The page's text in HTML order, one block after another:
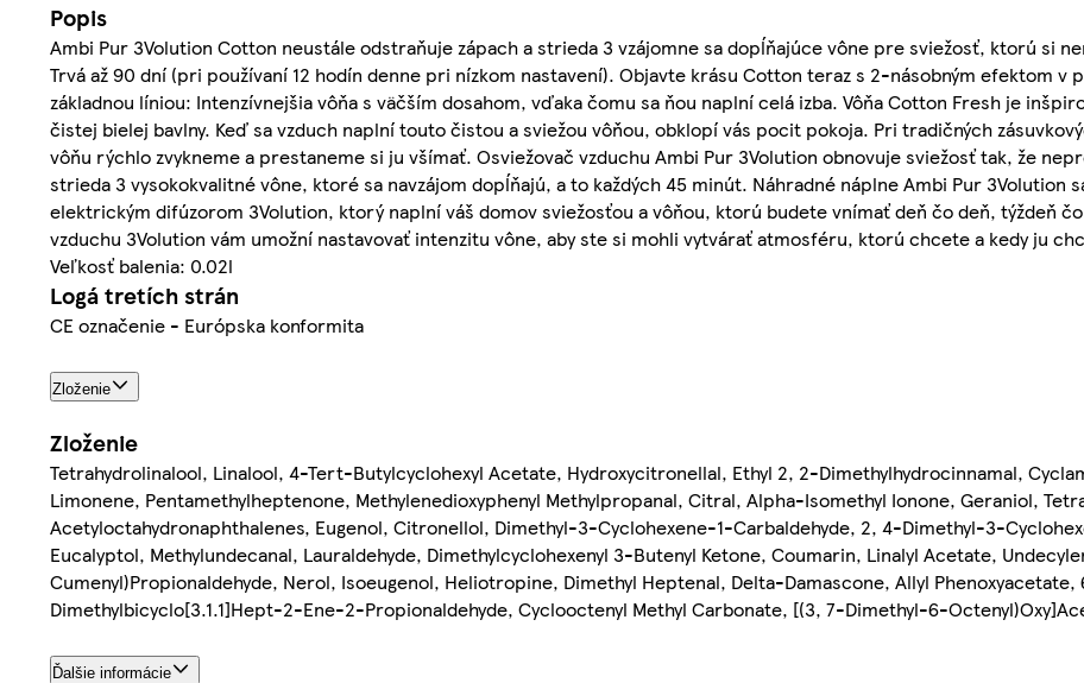
Popis
Ambi Pur 3Volution Cotton neustále odstraňuje zápach a strieda 3 vzájomne sa dopĺňajúce vône pre sviežosť, ktorú si
Trvá až 90 dní (pri používaní 12 hodín denne pri nízkom nastavení). Objavte krásu Cotton teraz s 2-násobným efektom v
základnou líniou: Intenzívnejšia vôňa s väčším dosahom, vďaka čomu sa ňou naplní celá izba. Vôňa Cotton Fresh je
čistej bielej bavlny. Keď sa vzduch naplní touto čistou a sviežou vôňou, obklopí vás pocit pokoja. Pri tradičných
vôňu rýchlo zvykneme a prestaneme si ju všímať. Osviežovač vzduchu Ambi Pur 3Volution obnovuje sviežosť tak, že
strieda 3 vysokokvalitné vône, ktoré sa navzájom dopĺňajú, a to každých 45 minút. Náhradné náplne Ambi Pur 3Volution
elektrickým difúzorom 3Volution, ktorý naplní váš domov sviežosťou a vôňou, ktorú budete vnímať deň čo deň, týždeň
vzduchu 3Volution vám umožní nastavovať intenzitu vône, aby ste si mohli vytvárať atmosféru, ktorú chcete a kedy ju
Veľkosť balenia: 0.02l
Logá tretích strán
CE označenie - Európska konformita
Zloženie
Zloženie
Tetrahydrolinalool, Linalool, 4-Tert-Butylcyclohexyl Acetate, Hydroxycitronellal, Ethyl 2, 2-Dimethylhydrocinnamal,
Limonene, Pentamethylheptenone, Methylenedioxyphenyl Methylpropanal, Citral, Alpha-Isomethyl Ionone, Geraniol,
Acetyloctahydronaphthalenes, Eugenol, Citronellol, Dimethyl-3-Cyclohexene-1-Carbaldehyde, 2, 4-Dimethyl-3-
Eucalyptol, Methylundecanal, Lauraldehyde, Dimethylcyclohexenyl 3-Butenyl Ketone, Coumarin, Linalyl Acetate,
Cumenyl)Propionaldehyde, Nerol, Isoeugenol, Heliotropine, Dimethyl Heptenal, Delta-Damascone, Allyl Phenoxyacetate,
Dimethylbicyclo[3.1.1]Hept-2-Ene-2-Propionaldehyde, Cyclooctenyl Methyl Carbonate, [(3, 7-Dimethyl-6-
Ďalšie informácie